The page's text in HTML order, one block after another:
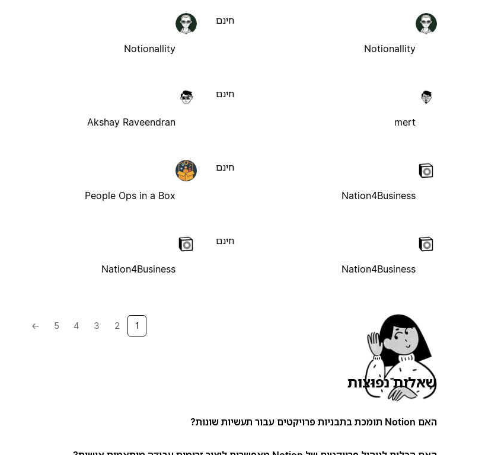
Notionallity
חינם
Notionallity
mert
חינם
Akshay Raveendran
Nation4Business
חינם
People Ops in a Box
Nation4Business
חינם
Nation4Business
1
2
3
4
5
→
שאלות נפוצות
האם Notion תומכת בתבניות פרויקטים עבור תעשיות שונות?